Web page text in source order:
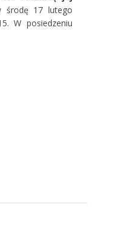
środę 17 lutego
W posiedzeniu